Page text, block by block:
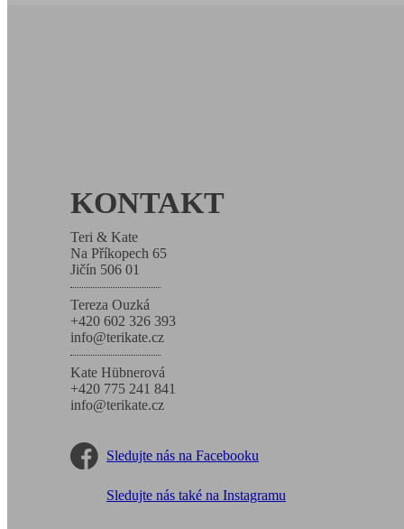
KONTAKT
Teri & Kate
Na Příkopech 65
Jičín 506 01
Tereza Ouzká
+420 602 326 393
info@terikate.cz
Kate Hübnerová
+420 775 241 841
info@terikate.cz
Sledujte nás na Facebooku
Sledujte nás také na Instagramu